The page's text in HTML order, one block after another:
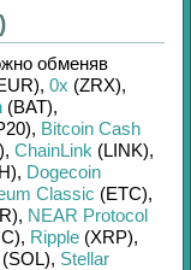
обменяв
, 0x (ZRX),
(BAT),
, Bitcoin Cash
, ChainLink (LINK),
, Dogecoin
Classic (ETC),
, NEAR Protocol
, Ripple (XRP),
(SOL), Stellar